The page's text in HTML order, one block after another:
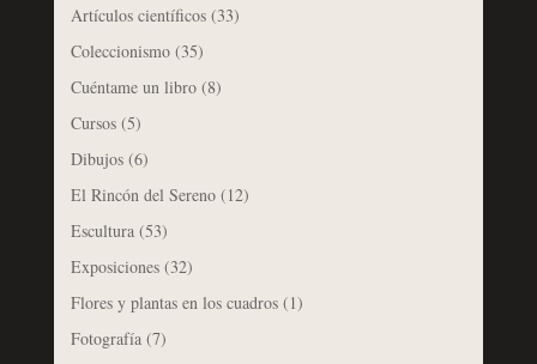
Artículos científicos(33)
Coleccionismo(35)
Cuéntame un libro(8)
Cursos(5)
Dibujos(6)
El Rincón del Sereno(12)
Escultura(53)
Exposiciones(32)
Flores y plantas en los cuadros(1)
Fotografía(7)